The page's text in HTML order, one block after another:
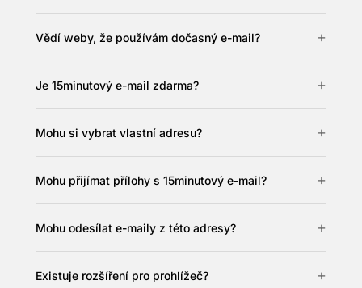
Vědí weby, že používám dočasný e-mail?
Je 15minutový e-mail zdarma?
Mohu si vybrat vlastní adresu?
Mohu přijímat přílohy s 15minutový e-mail?
Mohu odesílat e-maily z této adresy?
Existuje rozšíření pro prohlížeč?